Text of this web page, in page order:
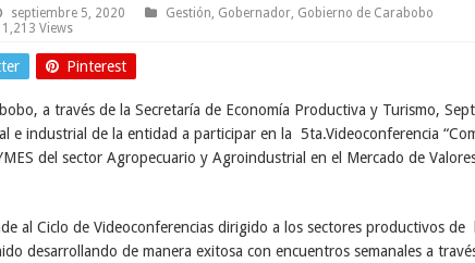
septiembre 5, 2020 Gestión Gobernador Gobierno de Carabobo
1,213 Views
Pinterest
a través de la Secretaría de Economía Productiva y Turismo,
e industrial de la entidad a participar en la 5ta.Videoconferencia
del sector Agropecuario y Agroindustrial en el Mercado de
al Ciclo de Videoconferencias dirigido a los sectores productivos de
desarrollando de manera exitosa con encuentros semanales a